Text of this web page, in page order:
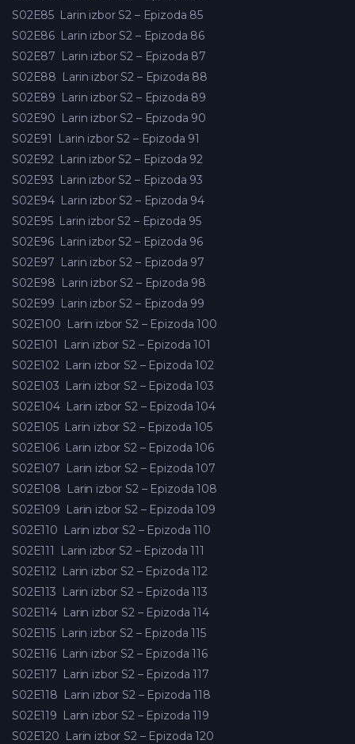
S02E85 Larin izbor S2 – Epizoda 85
S02E86 Larin izbor S2 – Epizoda 86
S02E87 Larin izbor S2 – Epizoda 87
S02E88 Larin izbor S2 – Epizoda 88
S02E89 Larin izbor S2 – Epizoda 89
S02E90 Larin izbor S2 – Epizoda 90
S02E91
Larin izbor S2 – Epizoda 91
S02E92 Larin izbor S2 – Epizoda 92
S02E93 Larin izbor S2 – Epizoda 93
S02E94 Larin izbor S2 – Epizoda 94
S02E95 Larin izbor S2 – Epizoda 95
S02E96 Larin izbor S2 – Epizoda 96
S02E97 Larin izbor S2 – Epizoda 97
S02E98 Larin izbor S2 – Epizoda 98
S02E99 Larin izbor S2 – Epizoda 99
S02E100 Larin izbor S2 – Epizoda 100
S02E101
Larin izbor S2 – Epizoda 101
S02E102 Larin izbor S2 – Epizoda 102
S02E103 Larin izbor S2 – Epizoda 103
S02E104 Larin izbor S2 – Epizoda 104
S02E105 Larin izbor S2 – Epizoda 105
S02E106 Larin izbor S2 – Epizoda 106
S02E107 Larin izbor S2 – Epizoda 107
S02E108 Larin izbor S2 – Epizoda 108
S02E109 Larin izbor S2 – Epizoda 109
S02E110 Larin izbor S2 – Epizoda 110
S02E111
Larin izbor S2 – Epizoda 111
S02E112 Larin izbor S2 – Epizoda 112
S02E113 Larin izbor S2 – Epizoda 113
S02E114 Larin izbor S2 – Epizoda 114
S02E115 Larin izbor S2 – Epizoda 115
S02E116 Larin izbor S2 – Epizoda 116
S02E117 Larin izbor S2 – Epizoda 117
S02E118 Larin izbor S2 – Epizoda 118
S02E119 Larin izbor S2 – Epizoda 119
S02E120 Larin izbor S2 – Epizoda 120